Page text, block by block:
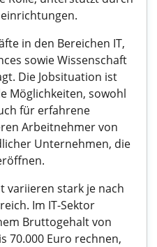
in den Bereichen IT,
sowie Wissenschaft
Die Jobsituation ist
Möglichkeiten, sowohl
für erfahrene
Arbeitnehmer von
Unternehmen, die
variieren stark je nach
Im IT-Sektor
Bruttogehalt von
70.000 Euro rechnen,